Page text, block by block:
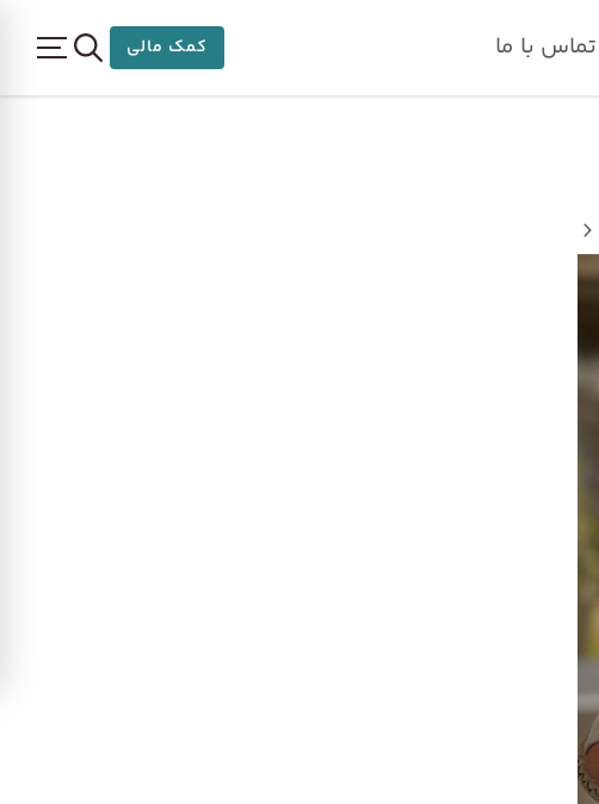
تماس با ما کمک مالی